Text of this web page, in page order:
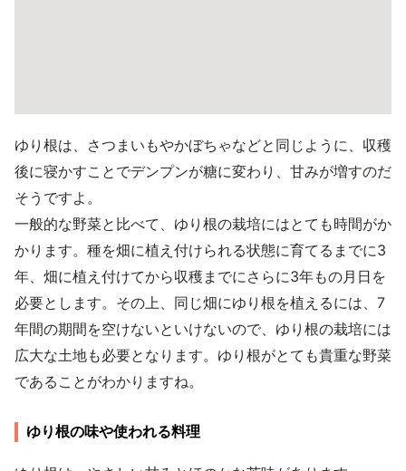
ゆり根は、さつまいもやかぼちゃなどと同じように、収穫
後に寝かすことでデンプンが糖に変わり、甘みが増すのだ
そうですよ。
一般的な野菜と比べて、ゆり根の栽培にはとても時間がか
かります。種を畑に植え付けられる状態に育てるまでに3
年、畑に植え付けてから収穫までにさらに3年もの月日を
必要とします。その上、同じ畑にゆり根を植えるには、7
年間の期間を空けないといけないので、ゆり根の栽培には
広大な土地も必要となります。ゆり根がとても貴重な野菜
であることがわかりますね。
ゆり根の味や使われる料理